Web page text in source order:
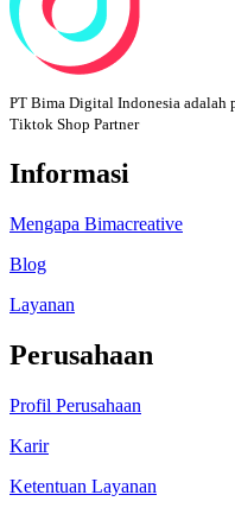
PT Bima Digital Indonesia adalah
Tiktok Shop Partner
Informasi
Mengapa Bimacreative
Blog
Layanan
Perusahaan
Profil Perusahaan
Karir
Ketentuan Layanan